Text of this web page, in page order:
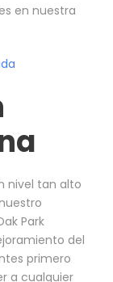
en nuestra
nivel tan alto
Park
del
primero
a cualquier